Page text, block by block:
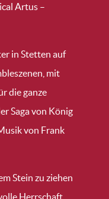
Artus –
in Stetten auf
mit
die ganze
Saga von König
von Frank
Stein zu ziehen
Herrschaft